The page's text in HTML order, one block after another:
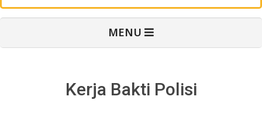
MENU
Kerja Bakti Polisi